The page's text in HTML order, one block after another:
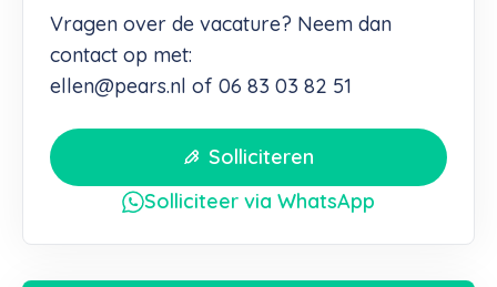
Vragen over de vacature? Neem dan
contact op met:
ellen@pears.nl of 06 83 03 82 51
Solliciteren
Solliciteer via WhatsApp